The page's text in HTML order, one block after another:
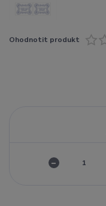
Ohodnotit produkt